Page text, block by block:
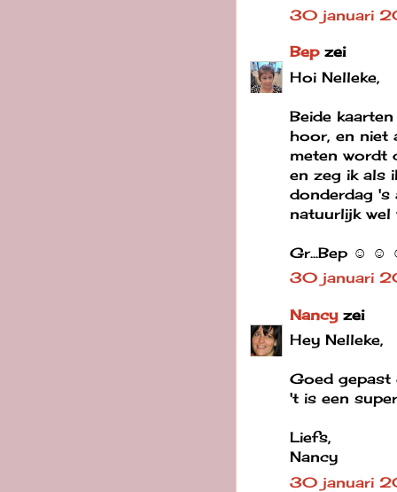
30 januari
Bepzei
Hoi Nelleke,
Beide
hoor, en niet
meten wordt
en zeg ik als
donderdag 's
natuurlijk wel
Gr...Bep ☺ ☺
30 januari
Nancyzei
Hey Nelleke,
Goed gepast
't is een
Liefs,
Nancy
30 januari